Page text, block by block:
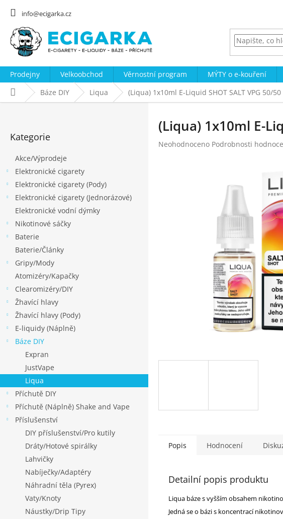
info@ecigarka.cz
Prodejny Velkoobchod Věrnostní program MÝTY o e-kouření
Domů Báze DIY Liqua (Liqua) 1x10ml E-Liquid SHOT SALT VPG 50/
kategorie
Kategorie
Akce/Výprodeje
Elektronické cigarety
Elektronické cigarety (Pody)
Elektronické cigarety (Jednorázové)
Elektronické vodní dýmky
Nikotinové sáčky
Baterie
Baterie/Články
Gripy/Mody
Atomizéry/Kapačky
Clearomizéry/DIY
Žhavící hlavy
Žhavící hlavy (Pody)
E-liquidy (Náplně)
Báze DIY
Expran
JustVape
Liqua
Příchutě DIY
Příchutě (Náplně) Shake and Vape
Příslušenství
DIY příslušenství/Pro kutily
Dráty/Hotové spirálky
Lahvičky
Nabíječky/Adaptéry
Náhradní těla (Pyrex)
Vaty/Knoty
Náustky/Drip Tipy
(Liqua) 1x10ml E-
Průměrné
Neohodnoceno Podrobnosti
Popis Hodnocení
Detailní popis produktu
Liqua báze s vyšším obsahem
Jedná se o bázi s koncentrací